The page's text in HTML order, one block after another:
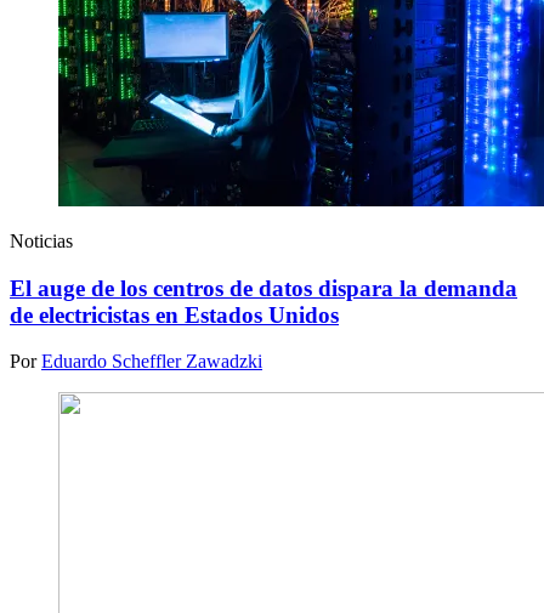
Noticias
El auge de los centros de datos dispara la demanda
de electricistas en Estados Unidos
PorEduardo Scheffler Zawadzki